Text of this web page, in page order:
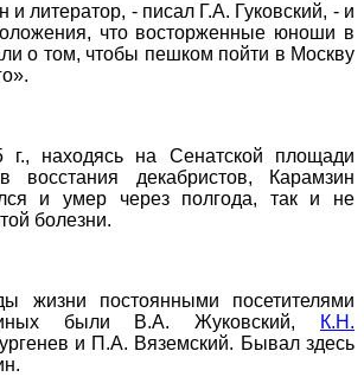
литератор, - писал Г.А. Гуковский, - и
что восторженные юноши в
о том, чтобы пешком пойти в Москву
г., находясь на Сенатской площади
восстания декабристов, Карамзин
и умер через полгода, так и не
болезни.
жизни постоянными посетителями
были В.А. Жуковский,
К.Н.
и П.А. Вяземский. Бывал здесь